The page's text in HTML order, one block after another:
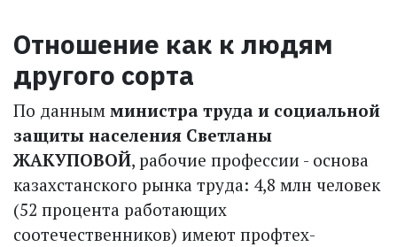
Отношение как к людям
другого сорта
По данным министра труда и социальной
защиты населения Светланы
ЖАКУПОВОЙ, рабочие профессии - основа
казахстанского рынка труда: 4,8 млн человек
(52 процента работающих
соотечественников) имеют профтех­